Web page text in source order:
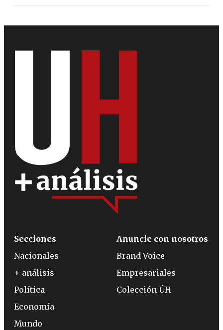
Secciones
Nacionales
+ análisis
Política
Economía
Mundo
Anuncie con nosotros
Brand Voice
Empresariales
Colección ÚH